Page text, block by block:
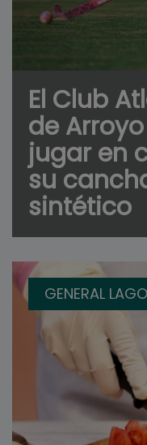
El Club
de
jugar en
su
sintético
GENERAL